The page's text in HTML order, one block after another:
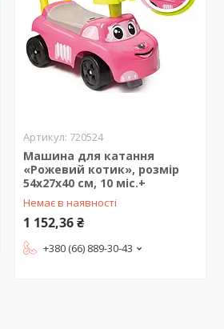
720524
Машина для катання
«Рожевий котик», розмір
54x27x40 см, 10 міс.+
Немає в наявності
1 152,36 ₴
+380 (66) 889-30-43